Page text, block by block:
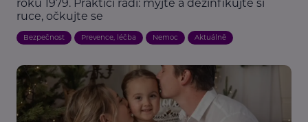
roku 1979. Praktici radí: myjte a dezinfikujte si
ruce, očkujte se
Bezpečnost Prevence, léčba Nemoc Aktuálně